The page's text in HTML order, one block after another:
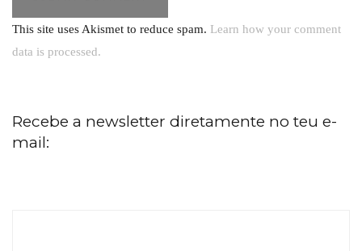
This site uses Akismet to reduce spam. Learn how your comment
data is processed.
Recebe a newsletter diretamente no teu e-
mail: